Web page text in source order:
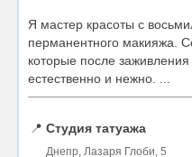
Я мастер красоты с
перманентного макияжа.
которые после
естественно и нежно. ...
📍 Студия татуажа
Днепр, Лазаря Глоби, 5